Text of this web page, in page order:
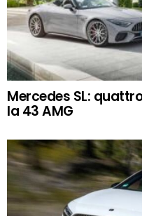
Mercedes SL:
la 43 AMG